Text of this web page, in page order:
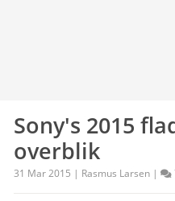
Sony's 2015
overblik
31 Mar 2015 | Rasmus Larsen |